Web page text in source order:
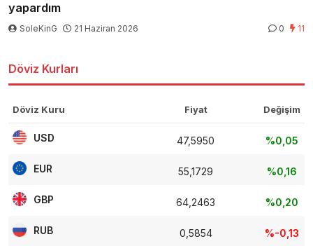
yapardım
SoleKinG 21 Haziran 2026 0 11
Döviz Kurları
Döviz Kuru Fiyat Değişim
USD 47,5950 %0,05
EUR 55,1729 %0,16
GBP 64,2463 %0,20
RUB 0,5854 %-0,13